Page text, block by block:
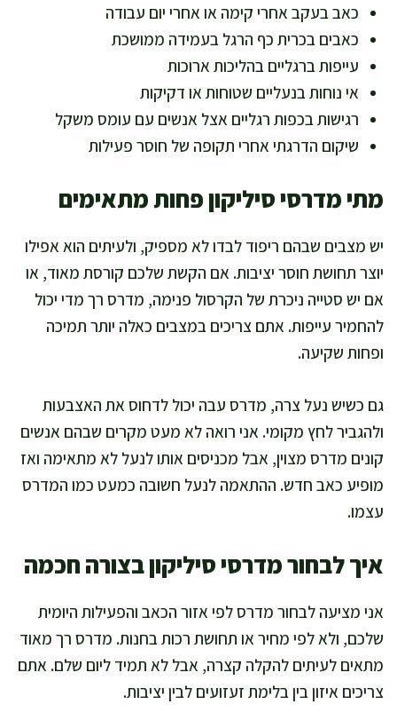
כאב בעקב אחרי קימה או אחרי יום עבודה
כאבים בכרית כף הרגל בעמידה ממושכת
עייפות ברגליים בהליכות ארוכות
אי נוחות בנעליים שטוחות או דקיקות
רגישות בכפות רגליים אצל אנשים עם עומס משקל
שיקום הדרגתי אחרי תקופה של חוסר פעילות
מתי מדרסי סיליקון פחות מתאימים
יש מצבים שבהם ריפוד לבדו לא מספיק, ולעיתים הוא אפילו
יוצר תחושת חוסר יציבות. אם הקשת שלכם קורסת מאוד, או
אם יש סטייה ניכרת של הקרסול פנימה, מדרס רך מדי יכול
להחמיר עייפות. אתם צריכים במצבים כאלה יותר תמיכה
ופחות שקיעה.
גם כשיש נעל צרה, מדרס עבה יכול לדחוס את האצבעות
ולהגביר לחץ מקומי. אני רואה לא מעט מקרים שבהם אנשים
קונים מדרס מצוין, אבל מכניסים אותו לנעל לא מתאימה ואז
מופיע כאב חדש. ההתאמה לנעל חשובה כמעט כמו המדרס
עצמו.
איך לבחור מדרסי סיליקון בצורה חכמה
אני מציעה לבחור מדרס לפי אזור הכאב והפעילות היומית
שלכם, ולא לפי מחיר או תחושת רכות בחנות. מדרס רך מאוד
מתאים לעיתים להקלה קצרה, אבל לא תמיד ליום שלם. אתם
צריכים איזון בין בלימת זעזועים לבין יציבות.